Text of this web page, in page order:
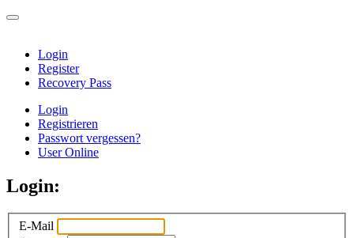
Login
Register
Recovery Pass
Login
Registrieren
Passwort vergessen?
User Online
Login:
E-Mail